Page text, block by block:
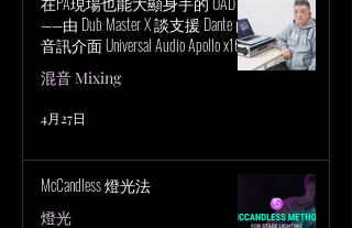
Marc Urselli： VENUE | S6L 混音
——由 Dub Master X 談支援 Dante 的
音訊介面 Universal Audio Apollo x16D
的魅力
混音 Mixing
4月27日
McCandless 燈光法
燈光